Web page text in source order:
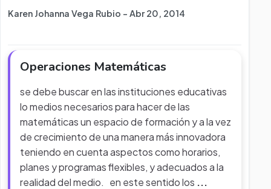
Karen Johanna Vega Rubio - Abr 20, 2014
Operaciones Matemáticas
se debe buscar en las instituciones educativas
lo medios necesarios para hacer de las
matemáticas un espacio de formación y a la vez
de crecimiento de una manera más innovadora
teniendo en cuenta aspectos como horarios,
planes y programas flexibles, y adecuados a la
realidad del medio. en este sentido los ...